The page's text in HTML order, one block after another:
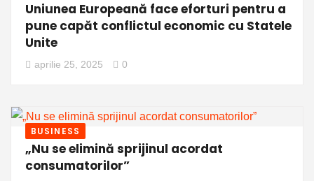
Uniunea Europeană face eforturi pentru a
pune capăt conflictul economic cu Statele
Unite
aprilie 25, 2025 0
BUSINESS
„Nu se elimină sprijinul acordat
consumatorilor”